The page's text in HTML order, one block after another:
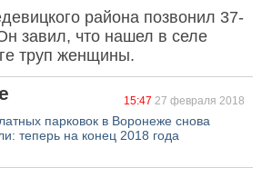
района позвонил 37-
завил, что нашел в селе
труп женщины.
15:47 27 февраля 2018
парковок в Воронеже снова
теперь на конец 2018 года